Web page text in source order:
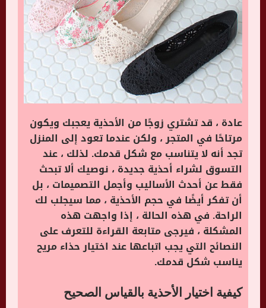
عادة ، قد تشتري زوجًا من الأحذية يعجبك ويكون
مرتاحًا في المتجر ، ولكن عندما تعود إلى المنزل
تجد أنه لا يتناسب مع شكل قدمك. لذلك ، عند
التسوق لشراء أحذية جديدة ، نوصيك ألا تبحث
فقط عن أحدث الأساليب وأجمل التصميمات ، بل
أن تفكر أيضًا في حجم الأحذية ، مما سيجلب لك
الراحة. في هذه الحالة ، إذا واجهت هذه
المشكلة ، فيرجى متابعة القراءة للتعرف على
النصائح التي يجب اتباعها عند اختيار حذاء مريح
يناسب شكل قدمك.
كيفية اختيار الأحذية بالقياس الصحيح